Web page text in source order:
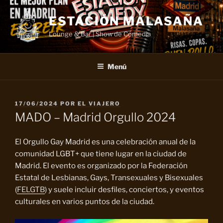
Saltar
contenido
ESTACIÓN MALASAÑA
Lounge & Bar | Show de Comedia
Menú
PUBLICADO
EL
17/06/2024 POR EL VIAJERO
MADO – Madrid Orgullo 2024
El Orgullo Gay Madrid es una celebración anual de la
comunidad LGBT+ que tiene lugar en la ciudad de
Madrid. El evento es organizado por la Federación
Estatal de Lesbianas, Gays, Transexuales y Bisexuales
(FELGTB) y suele incluir desfiles, conciertos, y eventos
culturales en varios puntos de la ciudad.